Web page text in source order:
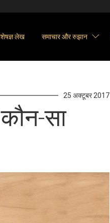
लेख समाचार और रुझान
25 अक्टूबर 2017
सा